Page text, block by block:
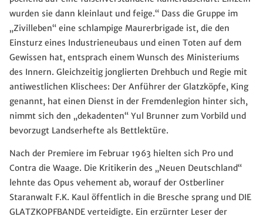
wurden sie dann kleinlaut und feige.“ Dass die Gruppe im
„Zivilleben“ eine schlampige Maurerbrigade ist, die den
Einsturz eines Industrieneubaus und einen Toten auf dem
Gewissen hat, entsprach einem Wunsch des Ministeriums
des Innern. Gleichzeitig jonglierten Drehbuch und Regie mit
antiwestlichen Klischees: Der Anführer der Glatzköpfe, King
genannt, hat einen Dienst in der Fremdenlegion hinter sich,
nimmt sich den „dekadenten“ Yul Brunner zum Vorbild und
bevorzugt Landserhefte als Bettlektüre.
Nach der Premiere im Februar 1963 hielten sich Pro und
Contra die Waage. Die Kritikerin des „Neuen Deutschland“
lehnte das Opus vehement ab, worauf der Ostberliner
Staranwalt F.K. Kaul öffentlich in die Bresche sprang und DIE
GLATZKOPFBANDE verteidigte. Ein erzürnter Leser der